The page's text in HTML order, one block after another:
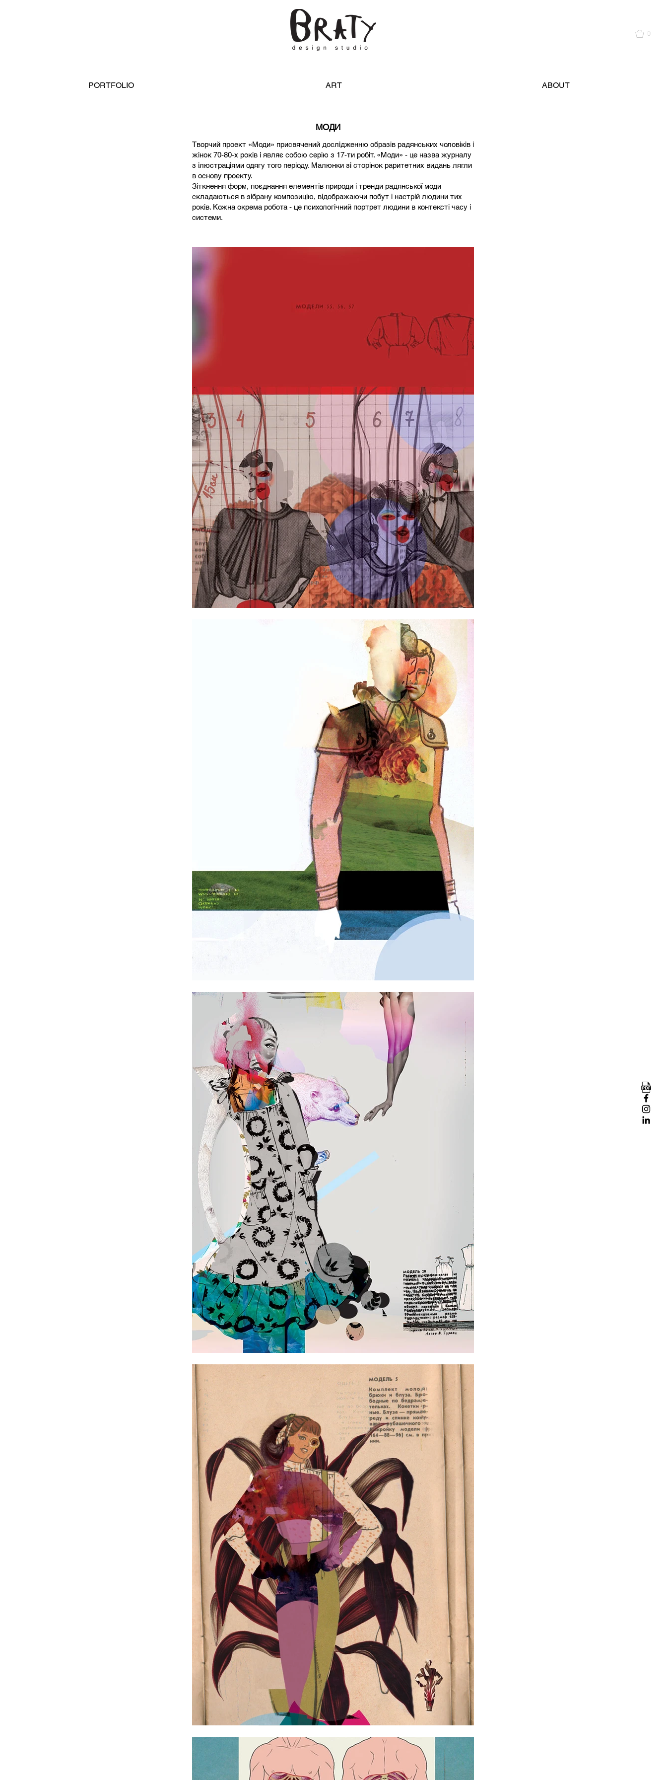
0
PORTFOLIO ART ABOUT
МОДИ
Творчий проект «Моди» присвячений дослідженню образів радянських чоловіків і
жінок 70-80-х років і являє собою серію з 17-ти робіт. «Моди» - це назва журналу
з ілюстраціями одягу того періоду. Малюнки зі сторінок раритетних видань лягли
в основу проекту.
Зіткнення форм, поєднання елементів природи і тренди радянської моди
складаються в зібрану композицію, відображаючи побут і настрій людини тих
років. Кожна окрема робота - це психологічний портрет людини в контексті часу і
системи.